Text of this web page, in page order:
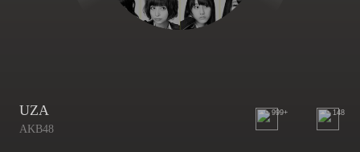
UZA
AKB48
999+ 148